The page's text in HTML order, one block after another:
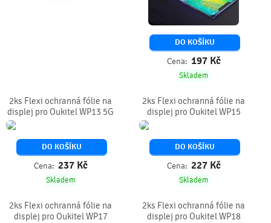
DO KOŠÍKU
Cena: 197 Kč
Skladem
2ks Flexi ochranná fólie na
displej pro Oukitel WP13 5G
DO KOŠÍKU
Cena: 237 Kč
Skladem
2ks Flexi ochranná fólie na
displej pro Oukitel WP15
DO KOŠÍKU
Cena: 227 Kč
Skladem
2ks Flexi ochranná fólie na
displej pro Oukitel WP17
2ks Flexi ochranná fólie na
displej pro Oukitel WP18